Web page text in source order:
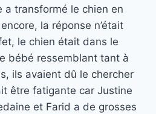
transformé le chien en
la réponse n’était
le chien était dans le
bébé ressemblant tant à
ils avaient dû le chercher
être fatigante car Justine
et Farid a de grosses